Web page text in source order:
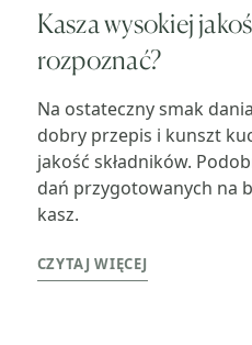
Kasza wysokiej
rozpoznać?
Na ostateczny smak
dobry przepis i kunszt
jakość składników.
dań przygotowanych na
kasz.
CZYTAJ WIĘCEJ